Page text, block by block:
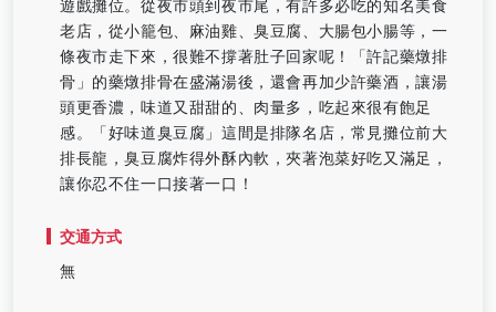
遊戲攤位。從夜市頭到夜市尾，有許多必吃的知名美食
老店，從小籠包、麻油雞、臭豆腐、大腸包小腸等，一
條夜市走下來，很難不撐著肚子回家呢！「許記藥燉排
骨」的藥燉排骨在盛滿湯後，還會再加少許藥酒，讓湯
頭更香濃，味道又甜甜的、肉量多，吃起來很有飽足
感。「好味道臭豆腐」這間是排隊名店，常見攤位前大
排長龍，臭豆腐炸得外酥內軟，夾著泡菜好吃又滿足，
讓你忍不住一口接著一口！
交通方式
無